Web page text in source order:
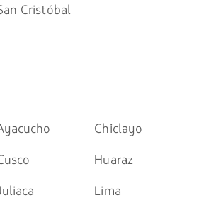
Cristóbal
Chiclayo
Huaraz
Lima